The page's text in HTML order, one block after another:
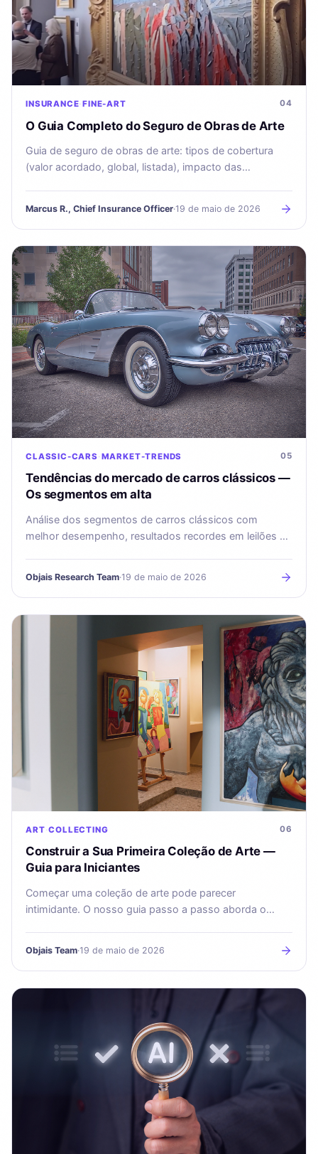
04
INSURANCE FINE-ART
O Guia Completo do Seguro de Obras de Arte
Guia de seguro de obras de arte: tipos de cobertura
(valor acordado, global, listada), impacto das
Marcus R., Chief Insurance Officer·19 de maio de 2026
05
CLASSIC-CARS MARKET-TRENDS
Tendências do mercado de carros clássicos —
Os segmentos em alta
Análise dos segmentos de carros clássicos com
melhor desempenho, resultados recordes em leilões e
Objais Research Team·19 de maio de 2026
06
ART COLLECTING
Construir a Sua Primeira Coleção de Arte —
Guia para Iniciantes
Começar uma coleção de arte pode parecer
intimidante. O nosso guia passo a passo aborda o
Objais Team·19 de maio de 2026